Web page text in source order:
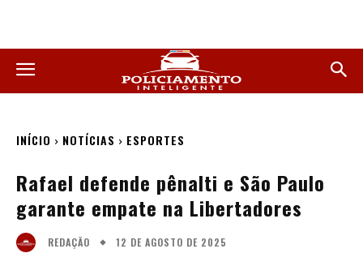
INÍCIO NOTÍCIAS ESPORTES
Rafael defende pênalti e São Paulo
garante empate na Libertadores
REDAÇÃO 12 DE AGOSTO DE 2025